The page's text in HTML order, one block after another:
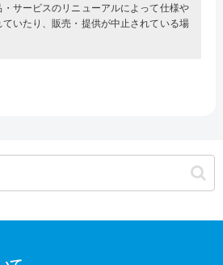
サービスのリニューアルによって仕様や
いたり、販売・提供が中止されている場